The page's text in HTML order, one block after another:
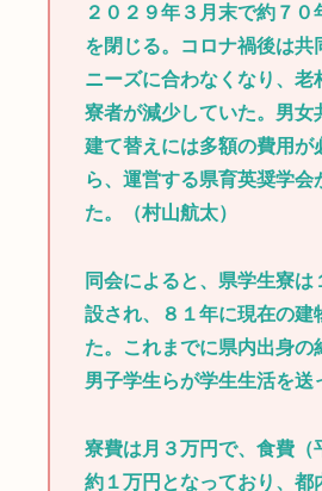
２０２９年３月末で約７０
を閉じる。コロナ禍後は共
ニーズに合わなくなり、老
寮者が減少していた。男女
建て替えには多額の費用が
ら、運営する県育英奨学会
た。（村山航太）
同会によると、県学生寮は
設され、８１年に現在の建
た。これまでに県内出身の
男子学生らが学生生活を送
寮費は月３万円で、食費（
約１万円となっており、都